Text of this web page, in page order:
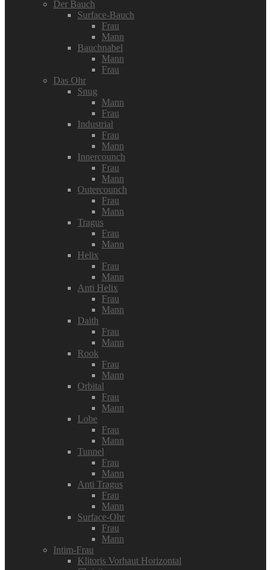
Der Bauch
Surface-Bauch
Frau
Mann
Bauchnabel
Mann
Frau
Das Ohr
Snug
Mann
Frau
Industrial
Frau
Mann
Innercounch
Frau
Mann
Outercounch
Frau
Mann
Tragus
Frau
Mann
Helix
Frau
Mann
Anti Helix
Frau
Mann
Daith
Frau
Mann
Rook
Frau
Mann
Orbital
Frau
Mann
Lobe
Frau
Mann
Tunnel
Frau
Mann
Anti Tragus
Frau
Mann
Surface-Ohr
Frau
Mann
Intim-Frau
Klitoris Vorhaut Horizontal